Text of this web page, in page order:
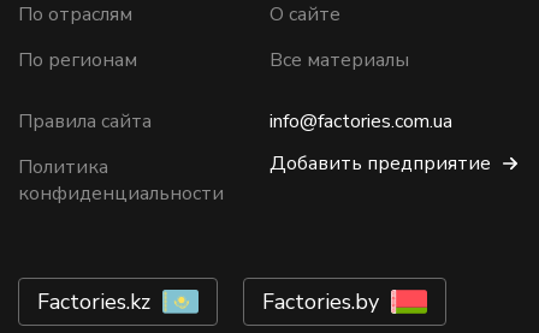
По отраслям
По регионам
О сайте
Все материалы
Правила сайта
Политика
конфиденциальности
info@factories.com.ua
Добавить предприятие
Factories.kz Factories.by